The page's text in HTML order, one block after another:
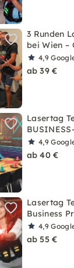
3 Runden
bei Wien –
4,9
ab 39 €
Lasertag
4,9
ab 40 €
Lasertag
Business
4,9
ab 55 €